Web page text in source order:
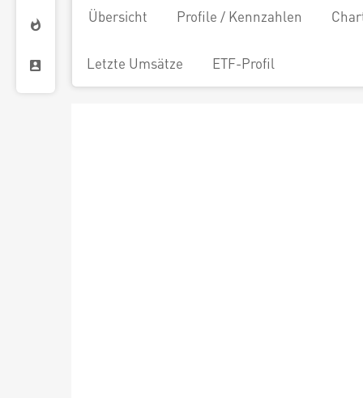
Übersicht Profile / Kennzahlen
Letzte Umsätze ETF-Profil